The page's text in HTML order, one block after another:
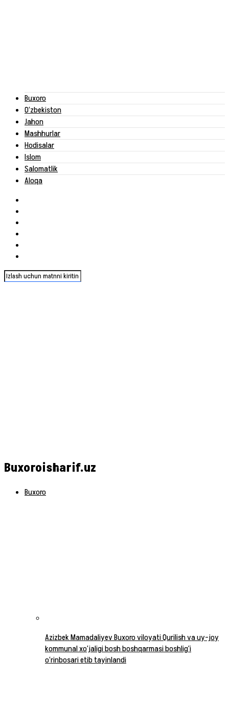
Buxoro
O‘zbekiston
Jahon
Mashhurlar
Hodisalar
Islom
Salomatlik
Aloqa
Buxoroisharif.uz
Buxoro
Azizbek Mamadaliyev Buxoro viloyati Qurilish va uy-joy
kommunal xo‘jaligi bosh boshqarmasi boshlig‘i
o‘rinbosari etib tayinlandi